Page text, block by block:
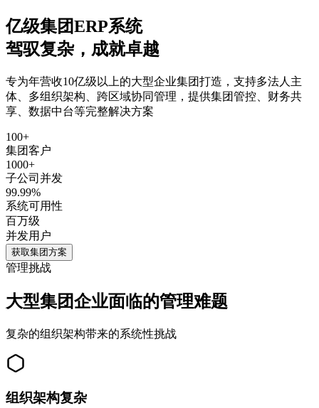
亿级集团ERP系统
驾驭复杂，成就卓越
专为年营收10亿级以上的大型企业集团打造，支持多法人主
体、多组织架构、跨区域协同管理，提供集团管控、财务共
享、数据中台等完整解决方案
100+
集团客户
1000+
子公司并发
99.99%
系统可用性
百万级
并发用户
获取集团方案
管理挑战
大型集团企业面临的管理难题
复杂的组织架构带来的系统性挑战
组织架构复杂